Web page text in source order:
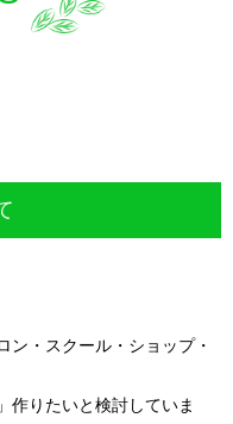
ン・スクール・ショップ・
作りたいと検討していま